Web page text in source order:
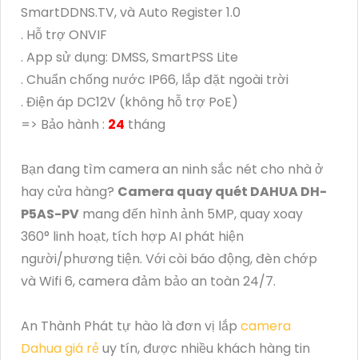
SmartDDNS.TV, và Auto Register 1.0
. Hỗ trợ ONVIF
. App sử dụng: DMSS, SmartPSS Lite
. Chuẩn chống nước IP66, lắp đặt ngoài trời
. Điện áp DC12V (không hỗ trợ PoE)
=> Bảo hành : 24 tháng
Bạn đang tìm camera an ninh sắc nét cho nhà ở
hay cửa hàng? Camera quay quét DAHUA DH-
P5AS-PV mang đến hình ảnh 5MP, quay xoay
360° linh hoạt, tích hợp AI phát hiện
người/phương tiện. Với còi báo động, đèn chớp
và Wifi 6, camera đảm bảo an toàn 24/7.
An Thành Phát tự hào là đơn vị lắp camera
Dahua giá rẻuy tín, được nhiều khách hàng tin